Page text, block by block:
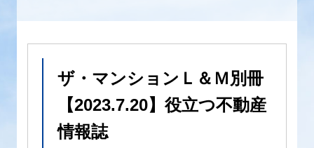
ザ・マンションＬ＆Ｍ別冊
【2023.7.20】役立つ不動産
情報誌